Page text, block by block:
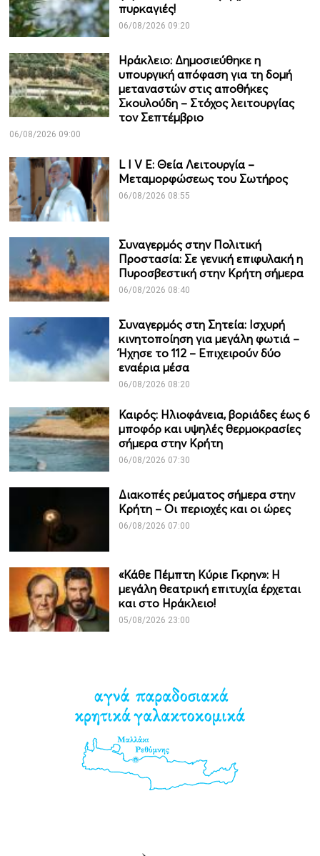
πυρκαγιές!
06/08/2026 09:20
Ηράκλειο: Δημοσιεύθηκε η
υπουργική απόφαση για τη δομή
μεταναστών στις αποθήκες
Σκουλούδη – Στόχος λειτουργίας
τον Σεπτέμβριο
06/08/2026 09:00
L I V E: Θεία Λειτουργία –
Μεταμορφώσεως του Σωτήρος
06/08/2026 08:55
Συναγερμός στην Πολιτική
Προστασία: Σε γενική επιφυλακή η
Πυροσβεστική στην Κρήτη σήμερα
06/08/2026 08:40
Συναγερμός στη Σητεία: Ισχυρή
κινητοποίηση για μεγάλη φωτιά –
Ήχησε το 112 – Επιχειρούν δύο
εναέρια μέσα
06/08/2026 08:20
Καιρός: Ηλιοφάνεια, βοριάδες έως 6
μποφόρ και υψηλές θερμοκρασίες
σήμερα στην Κρήτη
06/08/2026 07:30
Διακοπές ρεύματος σήμερα στην
Κρήτη – Οι περιοχές και οι ώρες
06/08/2026 07:00
«Κάθε Πέμπτη Κύριε Γκρην»: Η
μεγάλη θεατρική επιτυχία έρχεται
και στο Ηράκλειο!
05/08/2026 23:00